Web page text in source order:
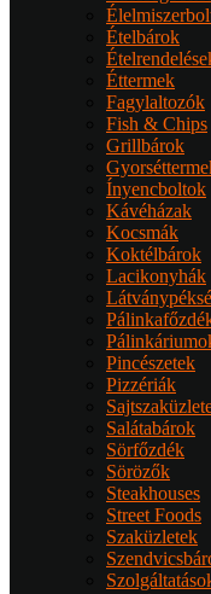
Ételbárok
Éttermek
Fagylaltozók
Fish & Chips
Grillbárok
Ínyencboltok
Kávéházak
Kocsmák
Koktélbárok
Lacikonyhák
Pincészetek
Pizzériák
Salátabárok
Sörfőzdék
Sörözők
Steakhouses
Street Foods
Szaküzletek